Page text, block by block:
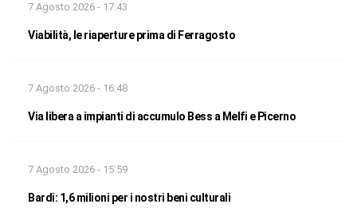
7 Agosto 2026 - 17:43
Viabilità, le riaperture prima di Ferragosto
7 Agosto 2026 - 16:48
Via libera a impianti di accumulo Bess a Melfi e Picerno
7 Agosto 2026 - 15:59
Bardi: 1,6 milioni per i nostri beni culturali